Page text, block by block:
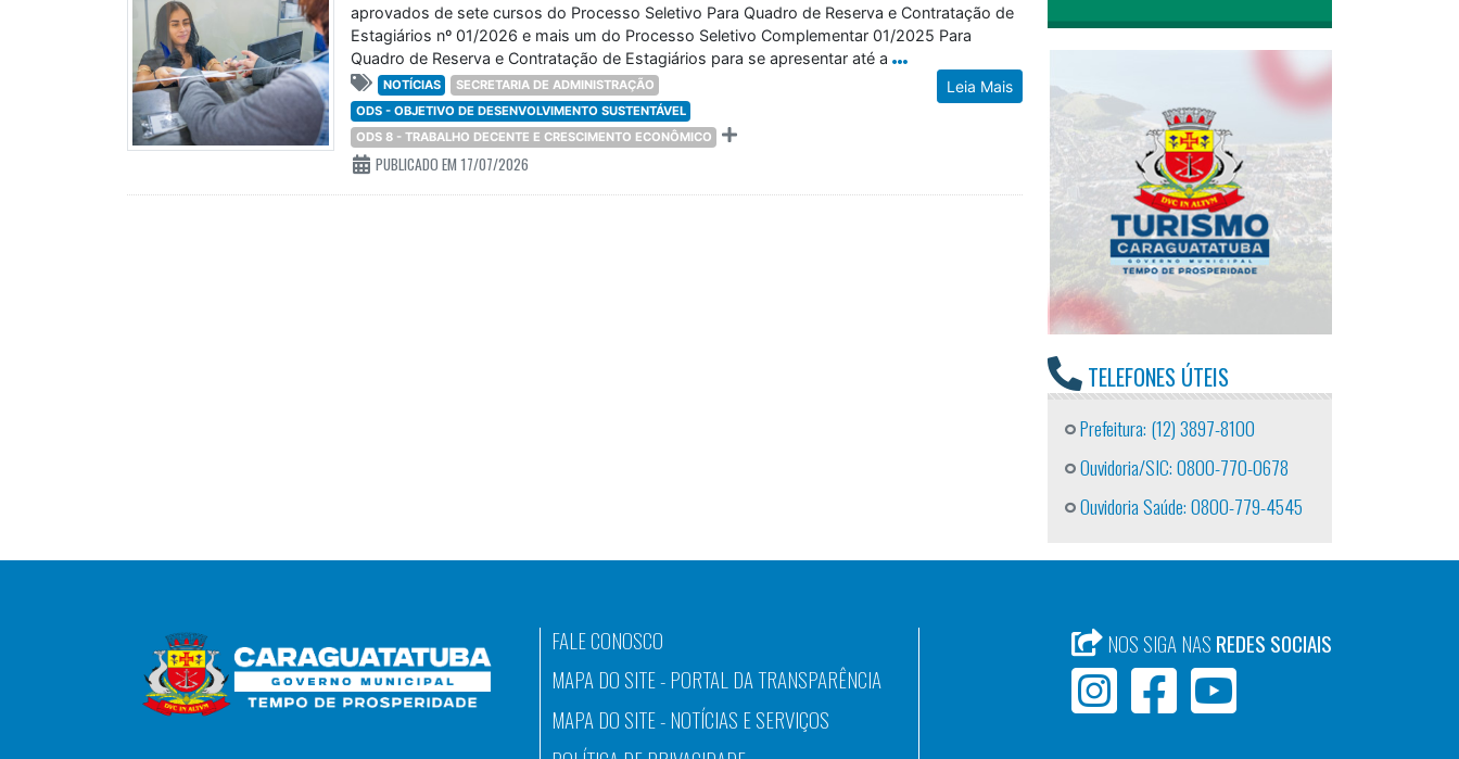
aprovados de sete cursos do Processo Seletivo Para Quadro de Reserva e Contratação de
Estagiários nº 01/2026 e mais um do Processo Seletivo Complementar 01/2025 Para
Quadro de Reserva e Contratação de Estagiários para se apresentar até a
Leia Mais
NOTÍCIAS
SECRETARIA DE ADMINISTRAÇÃO
ODS - OBJETIVO DE DESENVOLVIMENTO SUSTENTÁVEL
ODS 8 - TRABALHO DECENTE E CRESCIMENTO ECONÔMICO
PUBLICADO EM 17/07/2026
TELEFONES ÚTEIS
Prefeitura: (12) 3897-8100
Ouvidoria/SIC: 0800-770-0678
Ouvidoria Saúde: 0800-779-4545
FALE CONOSCO
MAPA DO SITE - PORTAL DA TRANSPARÊNCIA
MAPA DO SITE - NOTÍCIAS E SERVIÇOS
NOS SIGA NAS REDES SOCIAIS